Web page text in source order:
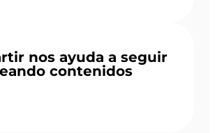
nos ayuda a seguir
contenidos